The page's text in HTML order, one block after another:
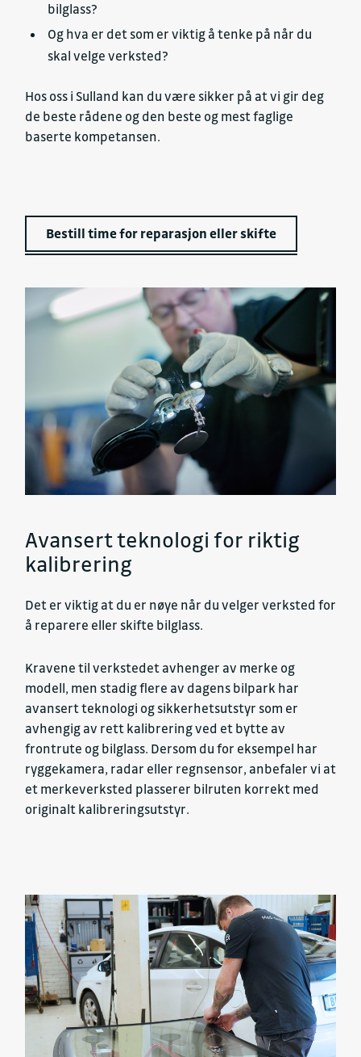
bilglass?
Og hva er det som er viktig å tenke på når du
skal velge verksted?
Hos oss i Sulland kan du være sikker på at vi gir deg
de beste rådene og den beste og mest faglige
baserte kompetansen.
Bestill time for reparasjon eller skifte
Avansert teknologi for riktig
kalibrering
Det er viktig at du er nøye når du velger verksted for
å reparere eller skifte bilglass.
Kravene til verkstedet avhenger av merke og
modell, men stadig flere av dagens bilpark har
avansert teknologi og sikkerhetsutstyr som er
avhengig av rett kalibrering ved et bytte av
frontrute og bilglass. Dersom du for eksempel har
ryggekamera, radar eller regnsensor, anbefaler vi at
et merkeverksted plasserer bilruten korrekt med
originalt kalibreringsutstyr.